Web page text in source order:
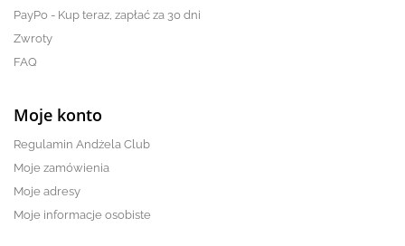
PayPo - Kup teraz, zapłać za 30 dni
Zwroty
FAQ
Moje konto
Regulamin Andżela Club
Moje zamówienia
Moje adresy
Moje informacje osobiste